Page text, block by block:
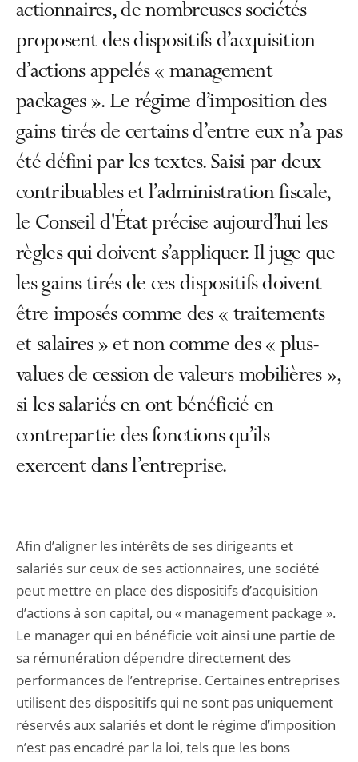
actionnaires, de nombreuses sociétés
proposent des dispositifs d’acquisition
d’actions appelés « management
packages ». Le régime d’imposition des
gains tirés de certains d’entre eux n’a pas
été défini par les textes. Saisi par deux
contribuables et l’administration fiscale,
le Conseil d'État précise aujourd’hui les
règles qui doivent s’appliquer. Il juge que
les gains tirés de ces dispositifs doivent
être imposés comme des « traitements
et salaires » et non comme des « plus-
values de cession de valeurs mobilières »,
si les salariés en ont bénéficié en
contrepartie des fonctions qu’ils
exercent dans l’entreprise.
Afin d’aligner les intérêts de ses dirigeants et
salariés sur ceux de ses actionnaires, une société
peut mettre en place des dispositifs d’acquisition
d’actions à son capital, ou « management package ».
Le manager qui en bénéficie voit ainsi une partie de
sa rémunération dépendre directement des
performances de l’entreprise. Certaines entreprises
utilisent des dispositifs qui ne sont pas uniquement
réservés aux salariés et dont le régime d’imposition
n’est pas encadré par la loi, tels que les bons